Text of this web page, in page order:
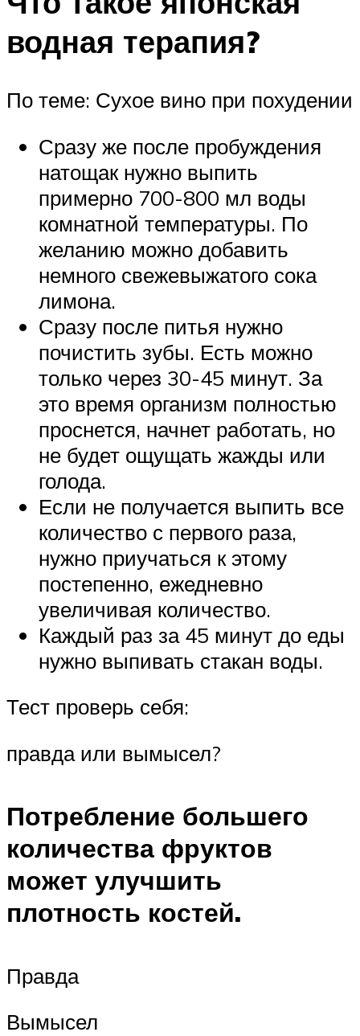
водная терапия?
По теме: Сухое вино при похудении
Сразу же после пробуждения
натощак нужно выпить
примерно 700-800 мл воды
комнатной температуры. По
желанию можно добавить
немного свежевыжатого сока
лимона.
Сразу после питья нужно
почистить зубы. Есть можно
только через 30-45 минут. За
это время организм полностью
проснется, начнет работать, но
не будет ощущать жажды или
голода.
Если не получается выпить все
количество с первого раза,
нужно приучаться к этому
постепенно, ежедневно
увеличивая количество.
Каждый раз за 45 минут до еды
нужно выпивать стакан воды.
Тест проверь себя:
правда или вымысел?
Потребление большего
количества фруктов
может улучшить
плотность костей.
Правда
Вымысел